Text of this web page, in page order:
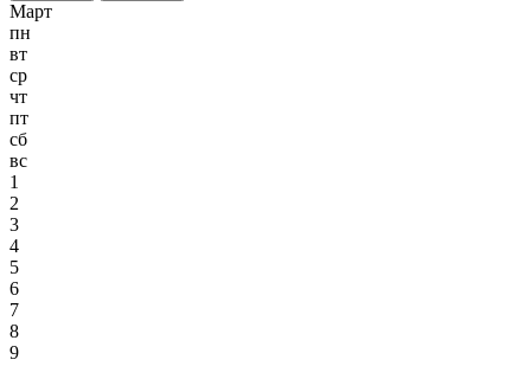
Март
пн
вт
ср
чт
пт
сб
вс
1
2
3
4
5
6
7
8
9